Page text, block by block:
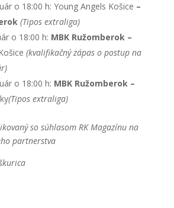
o 18:00 h: Young Angels Košice –
(Tipos extraliga)
o 18:00 h: MBK Ružomberok –
(kvalifikačný zápas o postup na
o 18:00 h: MBK Ružomberok –
(Tipos extraliga)
so súhlasom RK Magazínu na
partnerstva